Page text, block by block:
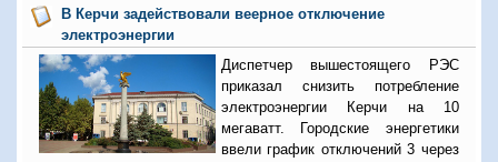
В Керчи задействовали веерное отключение
электроэнергии
Диспетчер вышестоящего РЭС
приказал снизить потребление
электроэнергии Керчи на 10
мегаватт. Городские энергетики
ввели график отключений 3 через